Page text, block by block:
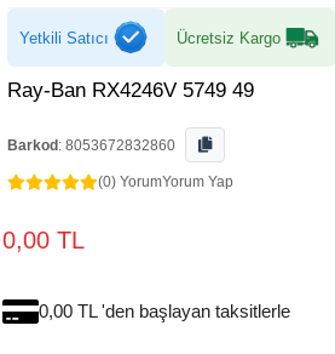
Yetkili Satıcı Ücretsiz Kargo
Ray-Ban RX4246V 5749 49
Barkod : 8053672832860
(0) YorumYorum Yap
0,00 TL
0,00 TL 'den başlayan taksitlerle